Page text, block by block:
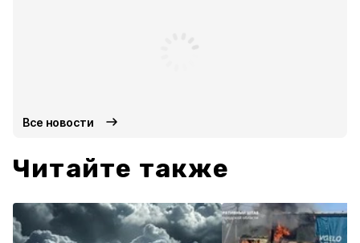
Все новости
Читайте также